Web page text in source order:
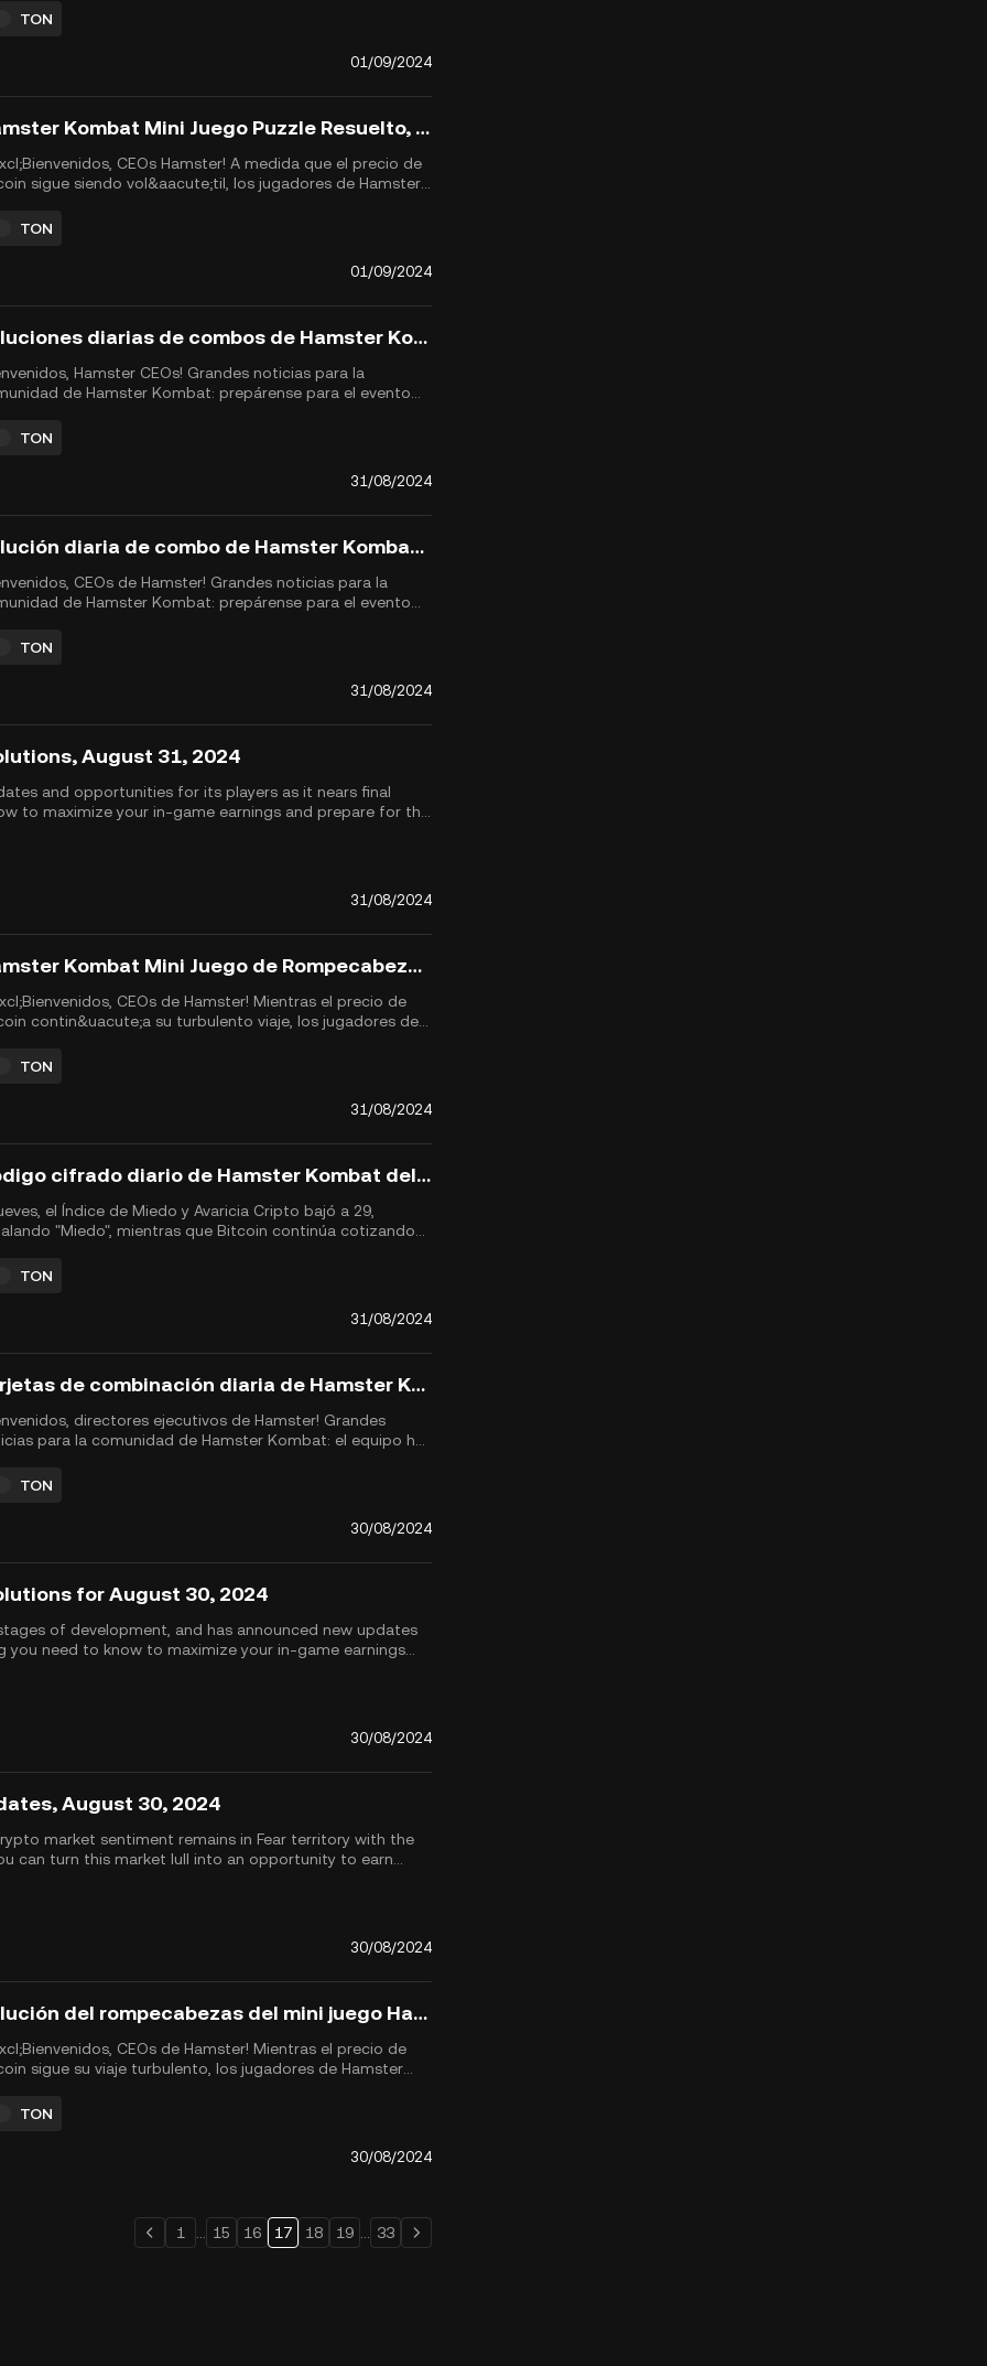
continue to grow their earnings and prepare for the
anticipated $HMSTR TGE and airdrop scheduled for
TON
01/09/2024
Hamster Kombat Mini Juego Puzzle Resuelto, 1 de septiembre de 2024
CEOs Hamster! A medida que el precio de
sigue siendo vol&aacute;til, los jugadores de Hamster
para el tan esperado evento de
de tokens $HMSTR (TGE) y el airdrop,
TON
01/09/2024
Soluciones diarias de combos de Hamster Kombat para el 1 de septiembre de 2024
Hamster CEOs! Grandes noticias para la
de Hamster Kombat: prepárense para el evento
para el 26 de septiembre de 2024. Asegúrate de
tus recompensas en el juego participando en el
TON
31/08/2024
Solución diaria de combo de Hamster Kombat para el 31 de agosto de 2024
CEOs de Hamster! Grandes noticias para la
de Hamster Kombat: prepárense para el evento
para el 26 de septiembre de 2024. Para
para este hito, asegúrense de maximizar sus
TON
31/08/2024
August 31, 2024
and opportunities for its players as it nears final
to maximize your in-game earnings and prepare for the
31/08/2024
Hamster Kombat Mini Juego de Rompecabezas Resuelto, 31 de agosto de 2024
CEOs de Hamster! Mientras el precio de
contin&uacute;a su turbulento viaje, los jugadores de
y prepararse para el tan esperado evento de
de tokens $HMSTR (TGE) y el airdrop,
TON
31/08/2024
Código cifrado diario de Hamster Kombat del 31 de agosto de 2024
el Índice de Miedo y Avaricia Cripto bajó a 29,
"Miedo", mientras que Bitcoin continúa cotizando
los jugadores de Hamster Kombat continúan
estrategias, enfocándose en maximizar sus
TON
31/08/2024
Tarjetas de combinación diaria de Hamster Kombat para el 30 de agosto de 2024
directores ejecutivos de Hamster! Grandes
para la comunidad de Hamster Kombat: el equipo ha
HMSTR (TGE) y el airdrop tendrán lugar el 26 de
de 2024. Para prepararte para este evento
TON
30/08/2024
for August 30, 2024
of development, and has announced new updates
you need to know to maximize your in-game earnings
30/08/2024
August 30, 2024
market sentiment remains in Fear territory with the
can turn this market lull into an opportunity to earn
30/08/2024
Solución del rompecabezas del mini juego Hamster Kombat, 30 de agosto de 2024
CEOs de Hamster! Mientras el precio de
sigue su viaje turbulento, los jugadores de Hamster
y prepararse para el tan anticipado evento de
de tokens $HMSTR (TGE) y airdrop,
TON
30/08/2024
1 15 16 17 18 19 33